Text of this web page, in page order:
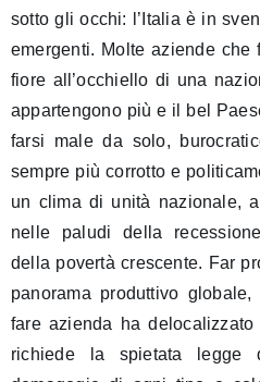
sotto gli occhi: l’Italia è in
emergenti. Molte aziende
fiore all’occhiello di una
appartengono più e il bel
farsi male da solo,
sempre più corrotto e
un clima di unità nazionale,
nelle paludi della
della povertà crescente. Far
panorama produttivo
fare azienda ha
richiede la spietata